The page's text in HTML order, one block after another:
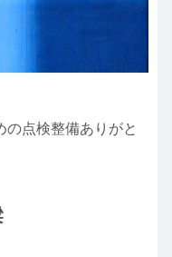
の点検整備ありがと